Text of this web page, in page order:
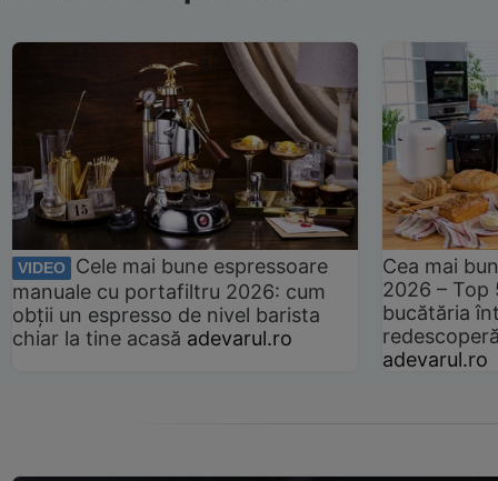
VIDEO
Cele mai bune espressoare
manuale cu portafiltru 2026: cum
obții un espresso de nivel barista
chiar la tine acasă adevarul.ro
Cea mai
2026 –
bucătăria
adevarul.ro